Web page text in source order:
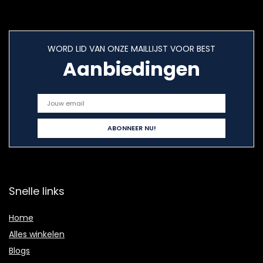
WORD LID VAN ONZE MAILLIJST VOOR BEST
Aanbiedingen
Snelle links
Home
Alles winkelen
Blogs